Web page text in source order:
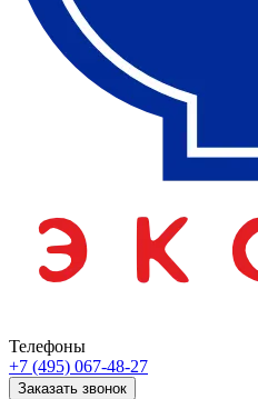
Телефоны
+7 (495) 067-48-27
Заказать звонок